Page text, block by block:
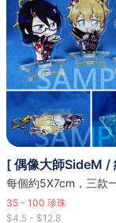
每個約5X7cm，三款
35 - 100 珍珠
$4.5 - $12.8